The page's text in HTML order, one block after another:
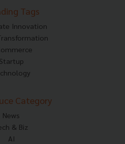
Tags
Innovation
Startup
Category
News
& Biz
AI